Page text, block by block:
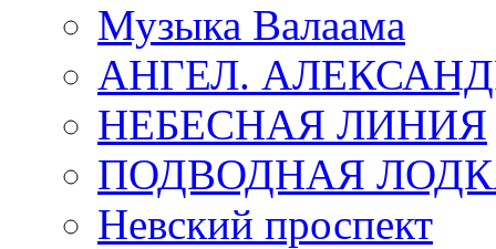
Музыка Валаама
АНГЕЛ.
НЕБЕСНАЯ ЛИНИЯ
ПОДВОДНАЯ
Невский проспект